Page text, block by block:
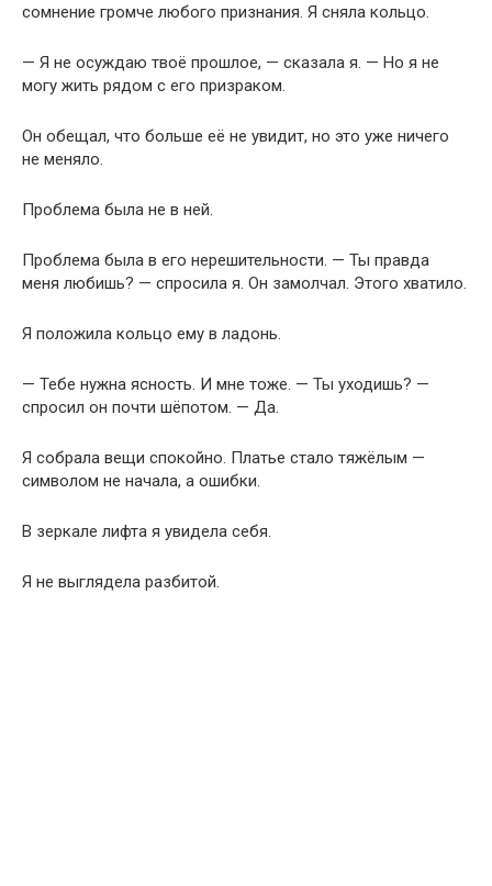
сомнение громче любого признания. Я сняла кольцо.
— Я не осуждаю твоё прошлое, — сказала я. — Но я не
могу жить рядом с его призраком.
Он обещал, что больше её не увидит, но это уже ничего
не меняло.
Проблема была не в ней.
Проблема была в его нерешительности. — Ты правда
меня любишь? — спросила я. Он замолчал. Этого хватило.
Я положила кольцо ему в ладонь.
— Тебе нужна ясность. И мне тоже. — Ты уходишь? —
спросил он почти шёпотом. — Да.
Я собрала вещи спокойно. Платье стало тяжёлым —
символом не начала, а ошибки.
В зеркале лифта я увидела себя.
Я не выглядела разбитой.